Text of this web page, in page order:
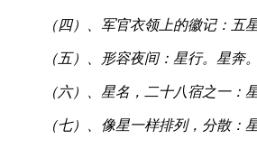
（四）、军官衣领上的徽记：五
（五）、形容夜间：星行。星奔。
（六）、星名，二十八宿之一：星
（七）、像星一样排列，分散：